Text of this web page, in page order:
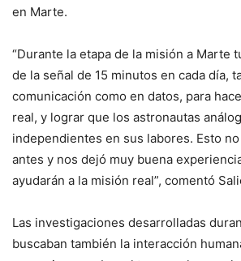
en Marte.
“Durante la etapa de la misión a Marte
de la señal de 15 minutos en cada día,
comunicación como en datos, para
real, y lograr que los astronautas
independientes en sus labores. Esto
antes y nos dejó muy buena
ayudarán a la misión real”, comentó
Las investigaciones desarrolladas
buscaban también la interacción